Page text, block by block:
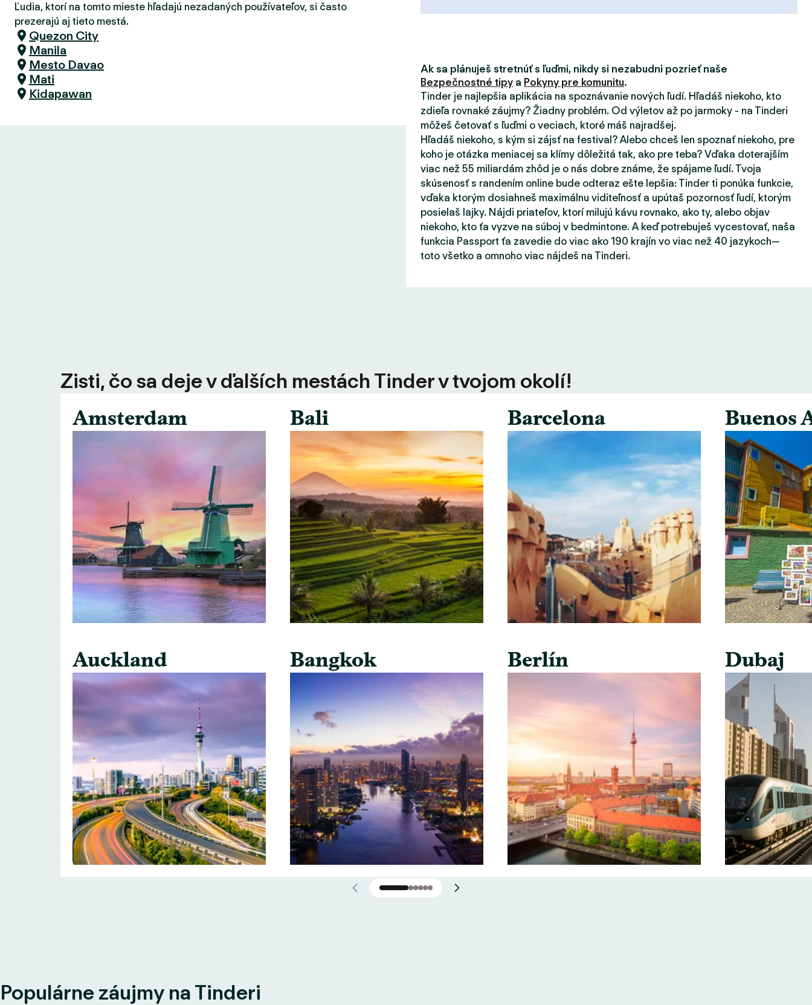
Ľudia, ktorí na tomto mieste hľadajú nezadaných používateľov, si často
prezerajú aj tieto mestá.
Quezon City
Manila
Mesto Davao
Mati
Kidapawan
Ak sa plánuješ stretnúť s ľuďmi, nikdy si nezabudni pozrieť naše
Bezpečnostné tipy a Pokyny pre komunitu.
Tinder je najlepšia aplikácia na spoznávanie nových ľudí. Hľadáš niekoho, kto
zdieľa rovnaké záujmy? Žiadny problém. Od výletov až po jarmoky - na Tinderi
môžeš četovať s ľuďmi o veciach, ktoré máš najradšej.
Hľadáš niekoho, s kým si zájsť na festival? Alebo chceš len spoznať niekoho, pre
koho je otázka meniacej sa klímy dôležitá tak, ako pre teba? Vďaka doterajším
viac než 55 miliardám zhôd je o nás dobre známe, že spájame ľudí. Tvoja
skúsenosť s randením online bude odteraz ešte lepšia: Tinder ti ponúka funkcie,
vďaka ktorým dosiahneš maximálnu viditeľnosť a upútaš pozornosť ľudí, ktorým
posielaš lajky. Nájdi priateľov, ktorí milujú kávu rovnako, ako ty, alebo objav
niekoho, kto ťa vyzve na súboj v bedmintone. A keď potrebuješ vycestovať, naša
funkcia Passport ťa zavedie do viac ako 190 krajín vo viac než 40 jazykoch—
toto všetko a omnoho viac nájdeš na Tinderi.
Zisti, čo sa deje v ďalších mestách Tinder v tvojom okolí!
Amsterdam
Auckland
Bali
Bangkok
Barcelona
Berlín
Buenos
Dubaj
Populárne záujmy na Tinderi